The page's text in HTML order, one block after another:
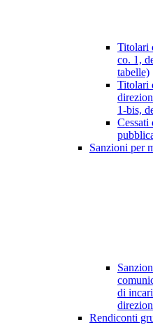
Titolari
co. 1,
tabelle)
Titolari
1-bis,
Cessati
Sanzioni per
di
Rendiconti